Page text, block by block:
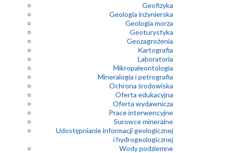
Geofizyka
Geologia inżynierska
Geologia morza
Geoturystyka
Geozagrożenia
Kartografia
Laboratoria
Mikropaleontologia
Mineralogia i petrografia
Ochrona środowiska
Oferta edukacyjna
Oferta wydawnicza
Prace interwencyjne
Surowce mineralne
Udostępnianie informacji geologicznej
i hydrogeologicznej
Wody podziemne